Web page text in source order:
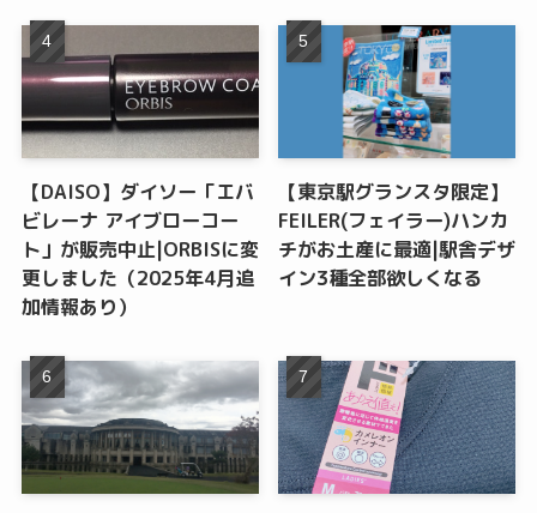
【DAISO】ダイソー「エバ
ビレーナ アイブローコー
ト」が販売中止|ORBISに変
更しました（2025年4月追
加情報あり）
【東京駅グランスタ限定】
FEILER(フェイラー)ハンカ
チがお土産に最適|駅舎デザ
イン3種全部欲しくなる